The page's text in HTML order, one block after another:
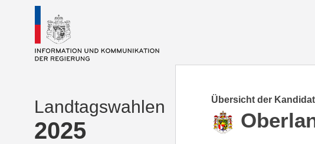
Landtagswahlen
2025
Übersicht der